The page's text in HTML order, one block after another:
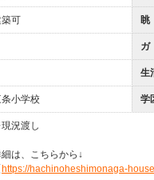
可
生
小学校 学
況渡し
は、こちらから↓
https://hachinoheshimonaga-